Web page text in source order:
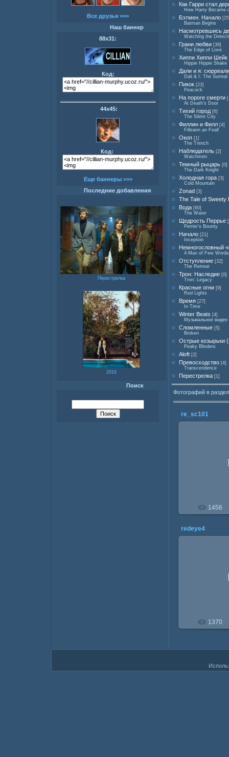
Все друзья >>>
Наш баннер
88х31:
Код:
44х45:
Код:
Еще баннеры >>>
Последние добавления
Перестрелка
2016
Поиск
Как Гарри стал
How Harry Became
Бэтмен. Начало
Batman Begins
Насмотревшись
Watching the
Грани любви [38]
The Edge of Love
Хиппи Хиппи Шейк
Hippie Hippie Shake
Дали и я:
Dali & I: The Surreal
Пикок [23]
Peacock
На пороге смерти
At Death's Door
Тихий город [6]
The Silent City
Филлин и Филл [4]
Filleann an Feall
Окоп [1]
The Trench
Наблюдатель [2]
Watchmen
Темный рыцарь [0]
The Dark Knight
Холодная гора [3]
Cold Mountain
Zonad [3]
The Tale of Sweety
Вода [60]
The Water
Щедрость Перрье
Perrier's Bounty
Начало [21]
Inception
Немногословный
A Man of Few Words
Отступление [32]
The Retreat
Трон: Наследие [0]
Tron: Legacy
Красные огни [9]
Red Lights
Время [27]
In Time
Winter Beats [4]
Музыкальное
Сломленные [5]
Broken
Острые козырьки
Peaky Blinders
Aloft [2]
Превосходство [4]
Transcendence
Перестрелка [1]
Фотографий в
re_sc101
1456
redeye4
1370